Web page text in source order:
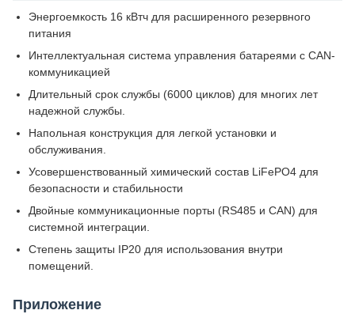
Энергоемкость 16 кВтч для расширенного резервного
питания
Интеллектуальная система управления батареями с CAN-
коммуникацией
Длительный срок службы (6000 циклов) для многих лет
надежной службы.
Напольная конструкция для легкой установки и
обслуживания.
Усовершенствованный химический состав LiFePO4 для
безопасности и стабильности
Двойные коммуникационные порты (RS485 и CAN) для
системной интеграции.
Степень защиты IP20 для использования внутри
помещений.
Приложение